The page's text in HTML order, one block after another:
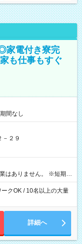
家電付き寮完
も仕事もすぐ
試用期間なし
２９
ません。 ※短期の
くださいませ。
クOK / 10名以上の大量
詳細へ